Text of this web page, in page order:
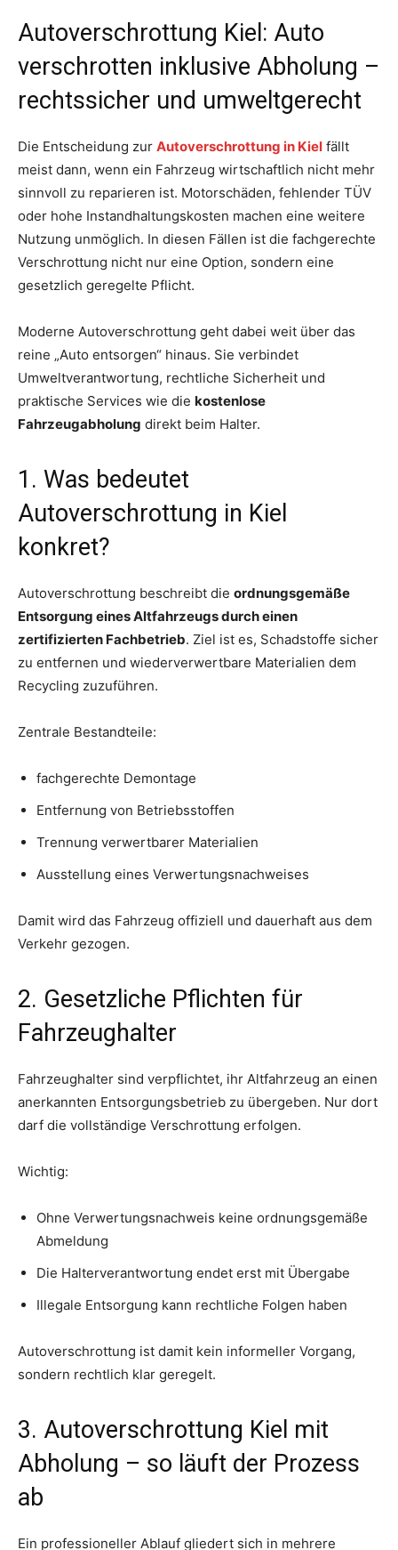
Autoverschrottung Kiel: Auto
verschrotten inklusive Abholung –
rechtssicher und umweltgerecht
Die Entscheidung zur Autoverschrottung in Kiel fällt
meist dann, wenn ein Fahrzeug wirtschaftlich nicht mehr
sinnvoll zu reparieren ist. Motorschäden, fehlender TÜV
oder hohe Instandhaltungskosten machen eine weitere
Nutzung unmöglich. In diesen Fällen ist die fachgerechte
Verschrottung nicht nur eine Option, sondern eine
gesetzlich geregelte Pflicht.
Moderne Autoverschrottung geht dabei weit über das
reine „Auto entsorgen“ hinaus. Sie verbindet
Umweltverantwortung, rechtliche Sicherheit und
praktische Services wie die kostenlose
Fahrzeugabholung direkt beim Halter.
1. Was bedeutet
Autoverschrottung in Kiel
konkret?
Autoverschrottung beschreibt die ordnungsgemäße
Entsorgung eines Altfahrzeugs durch einen
zertifizierten Fachbetrieb. Ziel ist es, Schadstoffe sicher
zu entfernen und wiederverwertbare Materialien dem
Recycling zuzuführen.
Zentrale Bestandteile:
fachgerechte Demontage
Entfernung von Betriebsstoffen
Trennung verwertbarer Materialien
Ausstellung eines Verwertungsnachweises
Damit wird das Fahrzeug offiziell und dauerhaft aus dem
Verkehr gezogen.
2. Gesetzliche Pflichten für
Fahrzeughalter
Fahrzeughalter sind verpflichtet, ihr Altfahrzeug an einen
anerkannten Entsorgungsbetrieb zu übergeben. Nur dort
darf die vollständige Verschrottung erfolgen.
Wichtig:
Ohne Verwertungsnachweis keine ordnungsgemäße
Abmeldung
Die Halterverantwortung endet erst mit Übergabe
Illegale Entsorgung kann rechtliche Folgen haben
Autoverschrottung ist damit kein informeller Vorgang,
sondern rechtlich klar geregelt.
3. Autoverschrottung Kiel mit
Abholung – so läuft der Prozess
ab
Ein professioneller Ablauf gliedert sich in mehrere